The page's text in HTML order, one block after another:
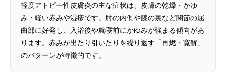
軽度アトピー性皮膚炎の主な症状は、皮膚の乾燥・かゆ
み・軽い赤みや湿疹です。肘の内側や膝の裏など関節の屈
曲部に好発し、入浴後や就寝前にかゆみが強まる傾向があ
ります。赤みが出たり引いたりを繰り返す「再燃・寛解」
のパターンが特徴的です。